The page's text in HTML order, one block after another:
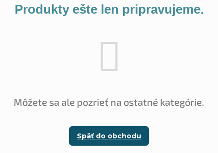
Produkty ešte len pripravujeme.
Môžete sa ale pozrieť na ostatné kategórie.
Späť do obchodu